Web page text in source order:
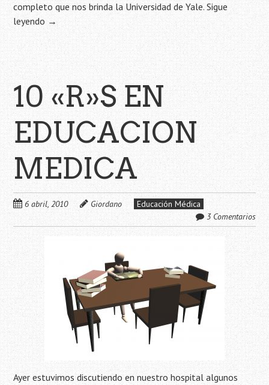
completo que nos brinda la Universidad de Yale.Sigue
leyendo →
10 «R»S EN
EDUCACION
MEDICA
6 abril, 2010 Giordano
Educación Médica
3 Comentarios
Ayer estuvimos discutiendo en nuestro hospital algunos